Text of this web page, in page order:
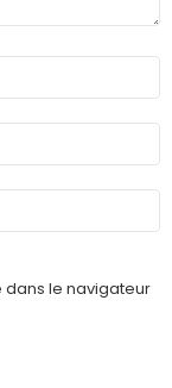
dans le navigateur